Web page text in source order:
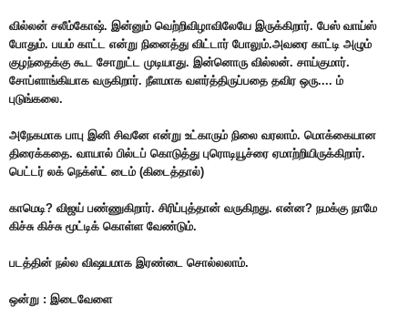
வில்லன் சலீம்கோஷ். இன்னும் வெற்றிவிழாவிலேயே இருக்கிறார். பேஸ் வாய்ஸ்
போதும். பயம் காட்ட என்று நினைத்து விட்டார் போலும்.அவரை காட்டி அழும்
குழந்தைக்கு கூட சோறுட்ட முடியாது. இன்னொரு வில்லன். சாய்குமார்.
சோப்ளாங்கியாக வருகிறார். நீளமாக வளர்த்திருப்பதை தவிர ஒரு.... ம்
புடுங்கலை.
அநேகமாக பாபு இனி சிவனே என்று உட்காரும் நிலை வரலாம். மொக்கையான
திரைக்கதை. வாயால் பில்டப் கொடுத்து புரொடியூச்ரை ஏமாற்றியிருக்கிறார்.
பெட்டர் லக் நெக்ஸ்ட் டைம் (கிடைத்தால்)
காமெடி? விஜய் பண்ணுகிறார். சிரிப்புத்தான் வருகிறது. என்ன? நமக்கு நாமே
கிச்சு கிச்சு மூட்டிக் கொள்ள வேண்டும்.
படத்தின் நல்ல விஷயமாக இரண்டை சொல்லலாம்.
ஒன்று : இடைவேளை